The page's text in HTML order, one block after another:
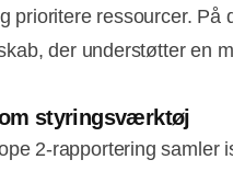
prioritere ressourcer. På
der understøtter en
styringsværktøj
2‑rapportering samler